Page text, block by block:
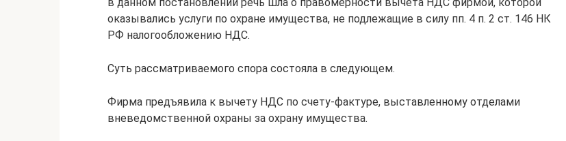
оказывались услуги по охране имущества, не подлежащие в силу пп. 4 п. 2 ст. 146 НК
РФ налогообложению НДС.
Суть рассматриваемого спора состояла в следующем.
Фирма предъявила к вычету НДС по счету-фактуре, выставленному отделами
вневедомственной охраны за охрану имущества.